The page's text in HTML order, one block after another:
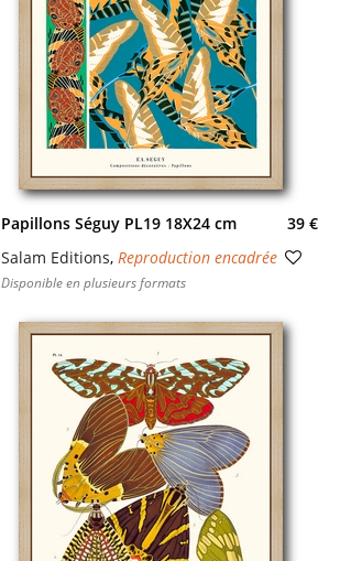
Papillons Séguy PL19 18X24 cm
39 €
Salam Editions, Reproduction encadrée
Disponible en plusieurs formats